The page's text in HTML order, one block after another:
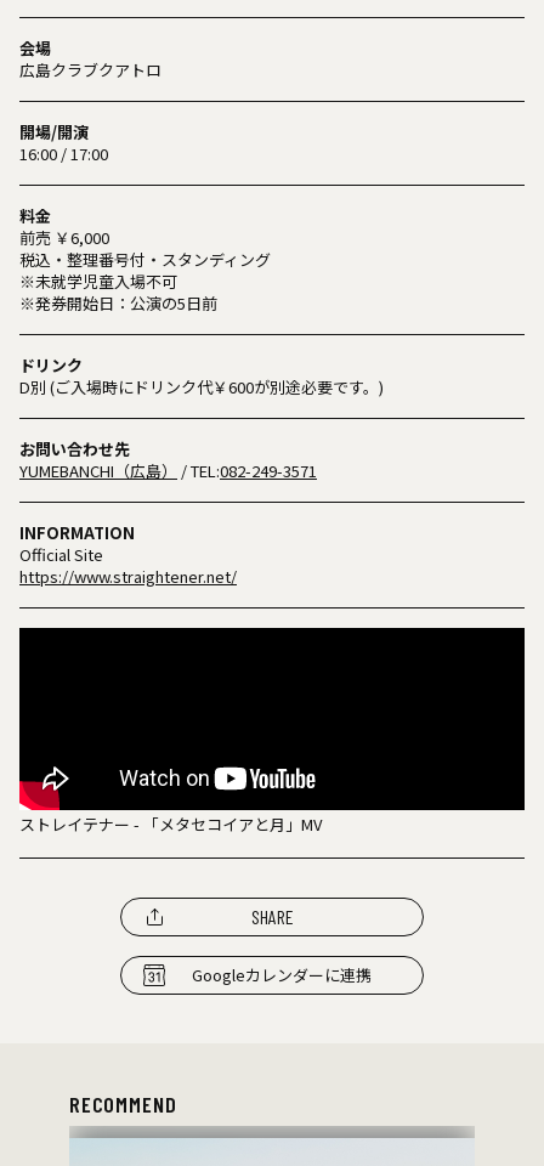
会場
広島クラブクアトロ
開場/開演
16:00 / 17:00
料金
前売 ￥6,000
税込・整理番号付・スタンディング
※未就学児童入場不可
※発券開始日：公演の5日前
ドリンク
D別 (ご入場時にドリンク代￥600が別途必要です。)
お問い合わせ先
YUMEBANCHI（広島）
/ TEL:082-249-3571
INFORMATION
Official Site
https://www.straightener.net/
ストレイテナー - 「メタセコイアと月」MV
SHARE
Googleカレンダーに連携
RECOMMEND